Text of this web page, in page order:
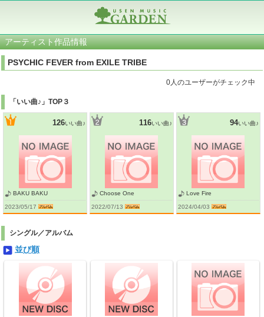
アーティスト作品情報
PSYCHIC FEVER from EXILE TRIBE
0人のユーザーがチェック中
「いい曲♪」TOP３
126いい曲♪
BAKU BAKU
2023/05/17
116いい曲♪
Choose One
2022/07/13
94いい曲♪
Love Fire
2024/04/03
シングル／アルバム
並び順